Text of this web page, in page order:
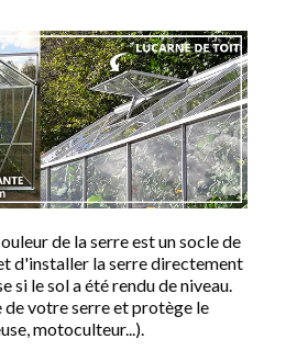
de la serre est un socle de
d'installer la serre directement
si le sol a été rendu de niveau.
votre serre et protège le
motoculteur...).